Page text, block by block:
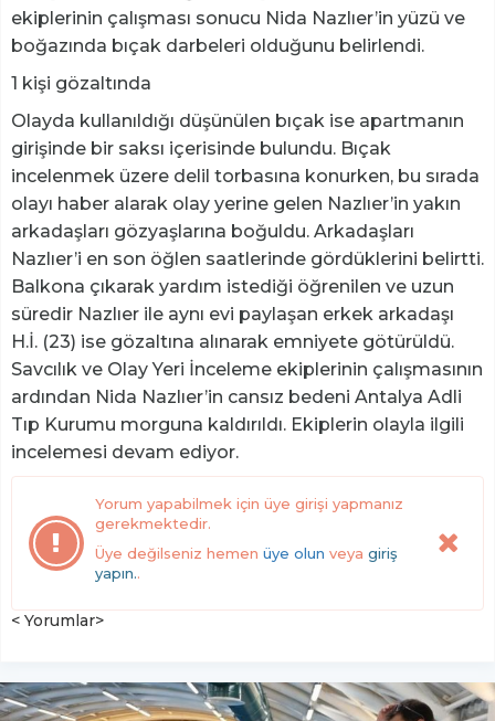
ekiplerinin çalışması sonucu Nida Nazlıer’in yüzü ve
boğazında bıçak darbeleri olduğunu belirlendi.
1 kişi gözaltında
Olayda kullanıldığı düşünülen bıçak ise apartmanın
girişinde bir saksı içerisinde bulundu. Bıçak
incelenmek üzere delil torbasına konurken, bu sırada
olayı haber alarak olay yerine gelen Nazlıer’in yakın
arkadaşları gözyaşlarına boğuldu. Arkadaşları
Nazlıer’i en son öğlen saatlerinde gördüklerini belirtti.
Balkona çıkarak yardım istediği öğrenilen ve uzun
süredir Nazlıer ile aynı evi paylaşan erkek arkadaşı
H.İ. (23) ise gözaltına alınarak emniyete götürüldü.
Savcılık ve Olay Yeri İnceleme ekiplerinin çalışmasının
ardından Nida Nazlıer’in cansız bedeni Antalya Adli
Tıp Kurumu morguna kaldırıldı. Ekiplerin olayla ilgili
incelemesi devam ediyor.
Yorum yapabilmek için üye girişi yapmanız
gerekmektedir.
Üye değilseniz hemen üye olun veya giriş
yapın..
< Yorumlar>